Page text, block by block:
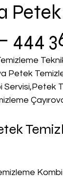
444
Petek
Servisi,Petek
Kombi